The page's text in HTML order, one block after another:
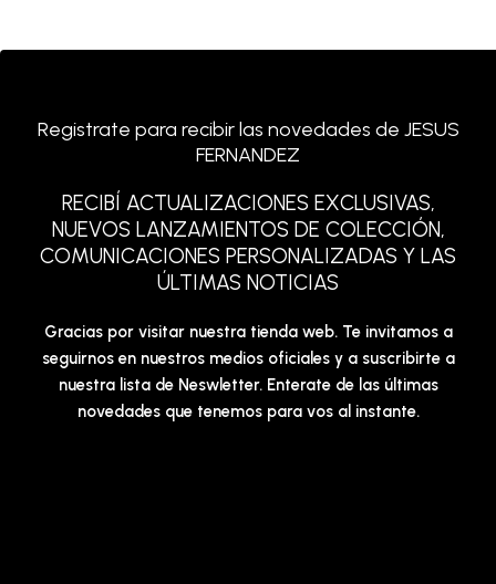
Registrate para recibir las novedades de JESUS
FERNANDEZ
RECIBÍ ACTUALIZACIONES EXCLUSIVAS,
NUEVOS LANZAMIENTOS DE COLECCIÓN,
COMUNICACIONES PERSONALIZADAS Y LAS
ÚLTIMAS NOTICIAS
Gracias por visitar nuestra tienda web. Te invitamos a
seguirnos en nuestros medios oficiales y a suscribirte a
nuestra lista de Neswletter. Enterate de las últimas
novedades que tenemos para vos al instante.